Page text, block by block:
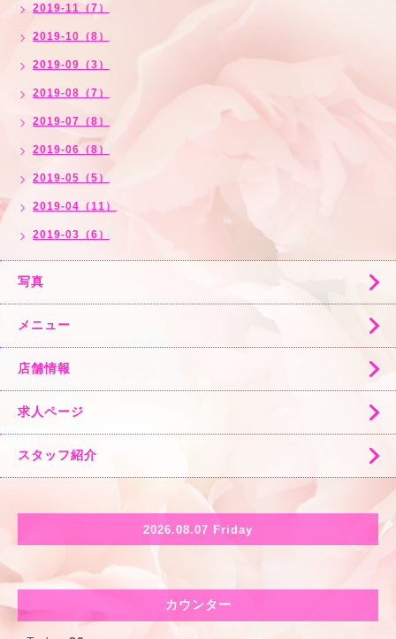
2019-11（7）
2019-10（8）
2019-09（3）
2019-08（7）
2019-07（8）
2019-06（8）
2019-05（5）
2019-04（11）
2019-03（6）
写真
メニュー
店舗情報
求人ページ
スタッフ紹介
2026.08.07 Friday
カウンター